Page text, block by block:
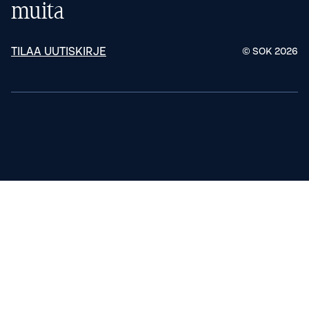
muita
TILAA UUTISKIRJE © SOK 2026